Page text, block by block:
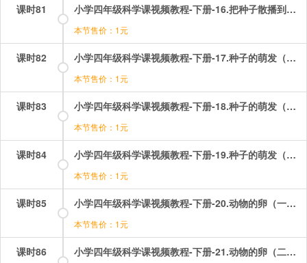
课时81 小学四年级科学课视频教程-下册-16.把种子散播到远处.mp4
本节售价：1元
课时82 小学四年级科学课视频教程-下册-17.种子的萌发（一）——浸泡种子.mp4
本节售价：1元
课时83 小学四年级科学课视频教程-下册-18.种子的萌发（二）——种子的内部构造.mp4
本节售价：1元
课时84 小学四年级科学课视频教程-下册-19.种子的萌发（三）——发芽的蚕豆.mp4
本节售价：1元
课时85 小学四年级科学课视频教程-下册-20.动物的卵（一）——鸡蛋.mp4
本节售价：1元
课时86 小学四年级科学课视频教程-下册-21.动物的卵（二）——青蛙卵的孵化.mp4